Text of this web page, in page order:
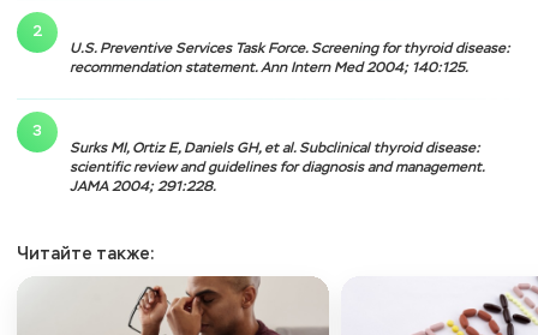
U.S. Preventive Services Task Force. Screening for thyroid disease:
recommendation statement. Ann Intern Med 2004; 140:125.
Surks MI, Ortiz E, Daniels GH, et al. Subclinical thyroid disease:
scientific review and guidelines for diagnosis and management.
JAMA 2004; 291:228.
Читайте также: